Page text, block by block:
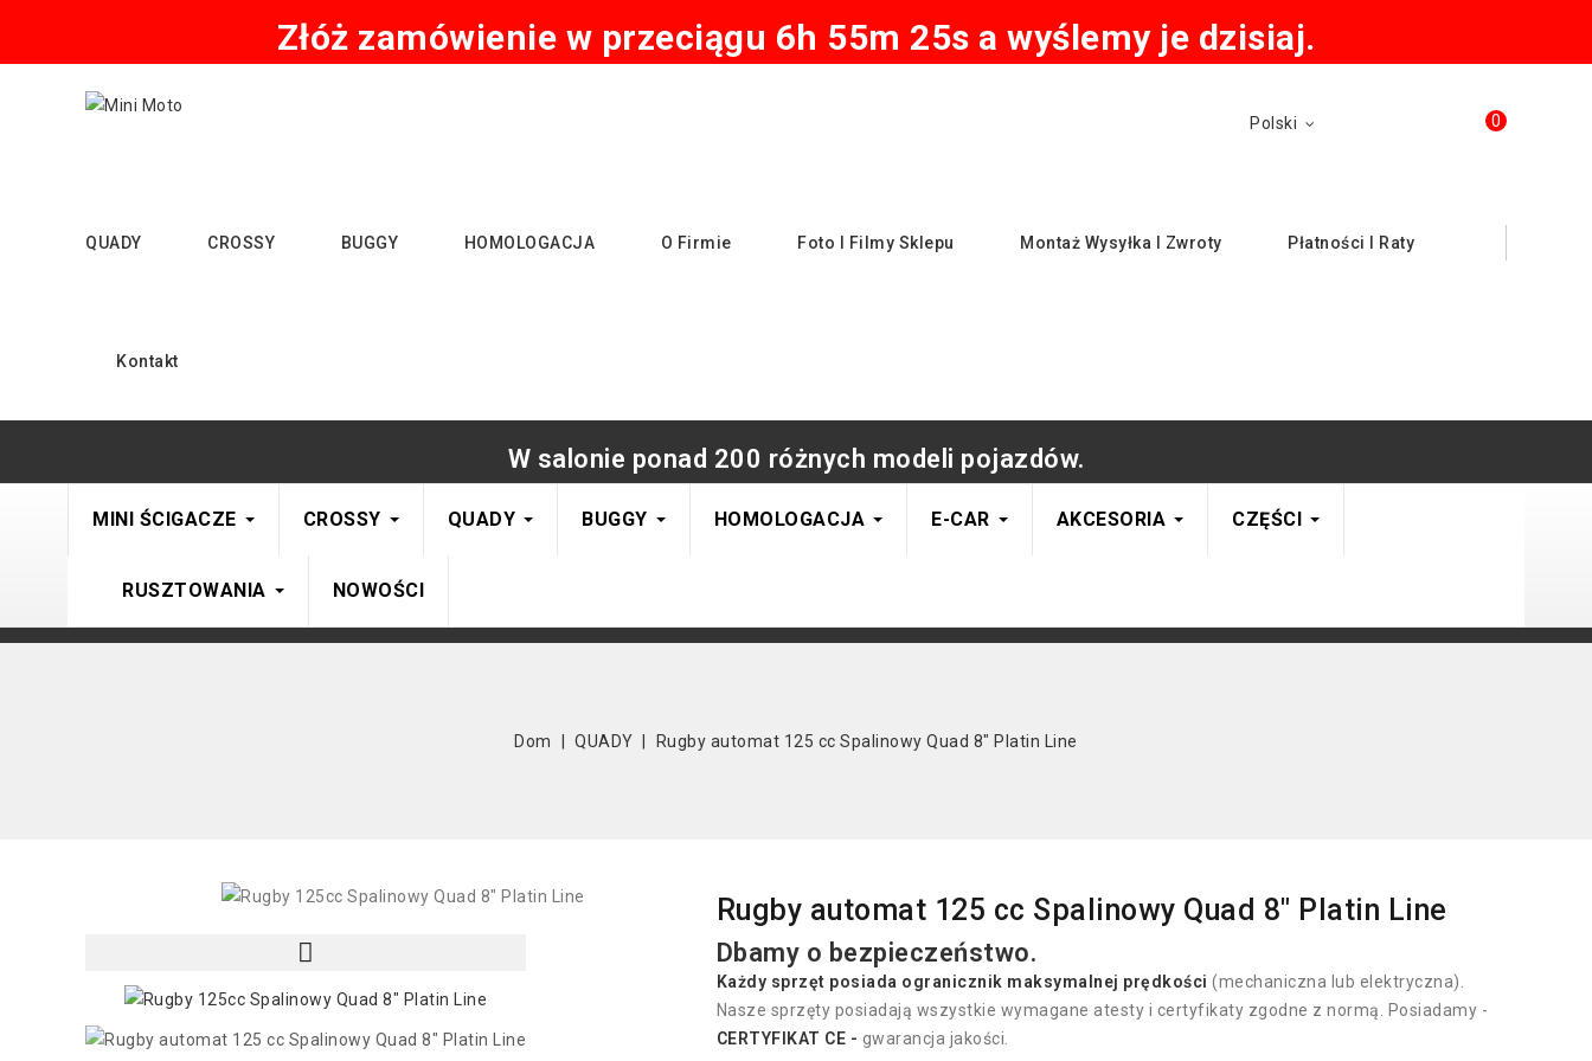
Złóż zamówienie w przeciągu 6h 55m 24s a wyślemy je dzisiaj.
0
Polski
QUADY CROSSY BUGGY HOMOLOGACJA O Firmie Foto I Filmy Sklepu Montaż Wysyłka I Zwroty Płatności I Raty
Kontakt
W salonie ponad 200 różnych modeli pojazdów.
MINI ŚCIGACZE CROSSY QUADY BUGGY HOMOLOGACJA E-CAR AKCESORIA CZĘŚCI
RUSZTOWANIA NOWOŚCI
Dom QUADY Rugby automat 125 cc Spalinowy Quad 8" Platin Line
Rugby automat 125 cc Spalinowy Quad 8" Platin Line
Dbamy o bezpieczeństwo.
Każdy sprzęt posiada ogranicznik maksymalnej prędkości (mechaniczna lub elektryczna).
Nasze sprzęty posiadają wszystkie wymagane atesty i certyfikaty zgodne z normą. Posiadamy -
CERTYFIKAT CE - gwarancja jakości.